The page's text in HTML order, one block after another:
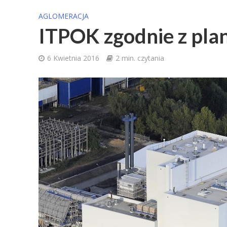
AGLOMERACJA
ITPOK zgodnie z
6 Kwietnia 2016 2 min. czytania